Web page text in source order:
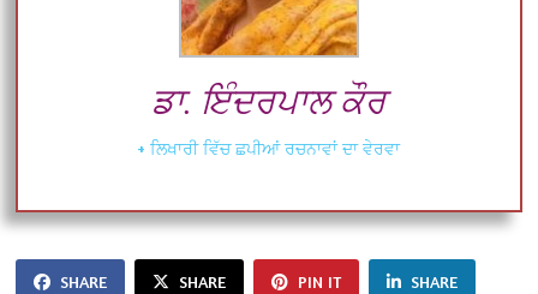
ਡਾ. ਇੰਦਰਪਾਲ ਕੌਰ
+ ਲਿਖਾਰੀ ਵਿੱਚ ਛਪੀਆਂ ਰਚਨਾਵਾਂ ਦਾ ਵੇਰਵਾ
SHARE SHARE PIN IT SHARE